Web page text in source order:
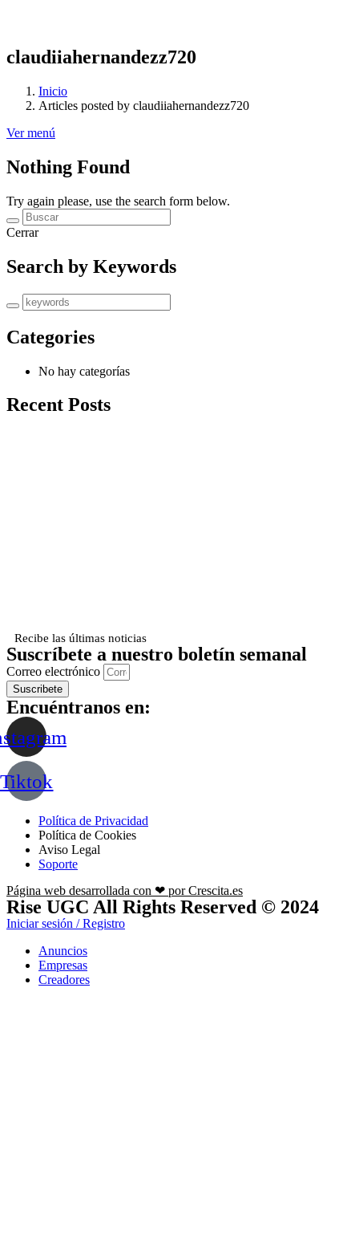
claudiiahernandezz720
Inicio
Articles posted by claudiiahernandezz720
Ver menú
Nothing Found
Try again please, use the search form below.
Cerrar
Search by Keywords
Categories
No hay categorías
Recent Posts
Recibe las últimas noticias
Suscríbete a nuestro boletín semanal
Correo electrónico
Suscribete
Encuéntranos en:
Tiktok
Política de Privacidad
Política de Cookies
Aviso Legal
Soporte
Página web desarrollada con ❤ por Crescita.es
Rise UGC All Rights Reserved © 2024
Iniciar sesión / Registro
Anuncios
Empresas
Creadores